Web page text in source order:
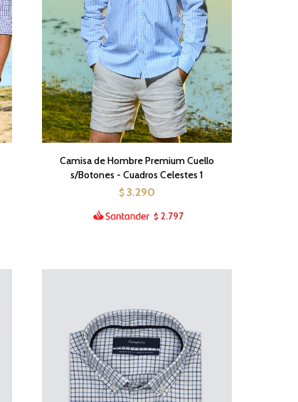
Camisa de Hombre Premium Cuello
s/Botones - Cuadros Celestes 1
$ 3.290
$ 2.797